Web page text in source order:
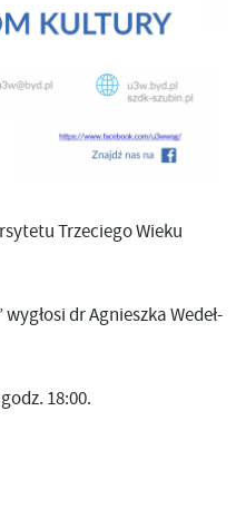
Trzeciego Wieku
dr Agnieszka Wedeł-
18:00.